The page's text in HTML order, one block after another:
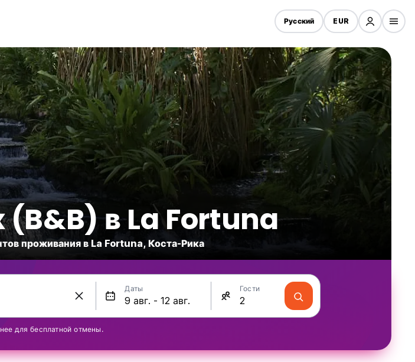
Русский EUR
(B&B) в La Fortuna
проживания в La Fortuna, Коста-Рика
Даты Гости
для бесплатной отмены.